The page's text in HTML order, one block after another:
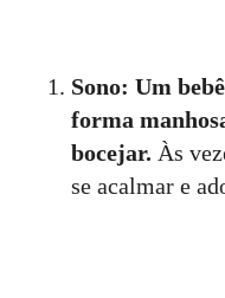
Sono: Um
forma
bocejar. Às
se acalmar e